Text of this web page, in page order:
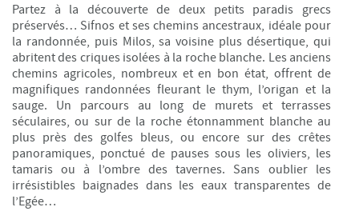
Partez à la découverte de deux petits paradis grecs
préservés… Sifnos et ses chemins ancestraux, idéale pour
la randonnée, puis Milos, sa voisine plus désertique, qui
abritent des criques isolées à la roche blanche. Les anciens
chemins agricoles, nombreux et en bon état, offrent de
magnifiques randonnées fleurant le thym, l’origan et la
sauge. Un parcours au long de murets et terrasses
séculaires, ou sur de la roche étonnamment blanche au
plus près des golfes bleus, ou encore sur des crêtes
panoramiques, ponctué de pauses sous les oliviers, les
tamaris ou à l’ombre des tavernes. Sans oublier les
irrésistibles baignades dans les eaux transparentes de
l’Egée…